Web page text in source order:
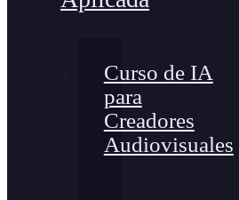
Curso de IA
para
Creadores
Audiovisuales